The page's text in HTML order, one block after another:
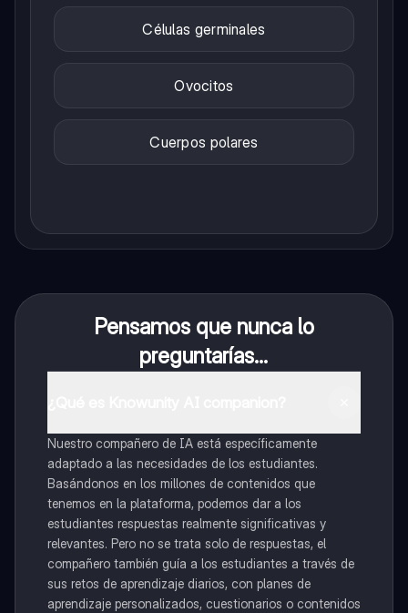
Células germinales
Ovocitos
Cuerpos polares
Pensamos que nunca lo
preguntarías...
Nuestro compañero de IA está específicamente
adaptado a las necesidades de los estudiantes.
Basándonos en los millones de contenidos que
tenemos en la plataforma, podemos dar a los
estudiantes respuestas realmente significativas y
relevantes. Pero no se trata solo de respuestas, el
compañero también guía a los estudiantes a través de
sus retos de aprendizaje diarios, con planes de
aprendizaje personalizados, cuestionarios o contenidos